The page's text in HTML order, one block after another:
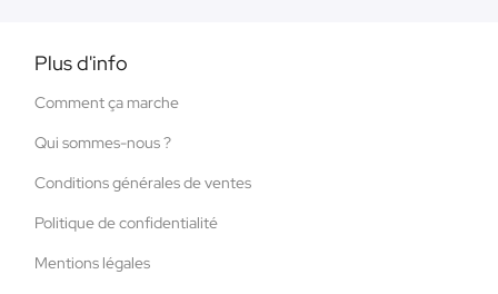
Plus d'info
Comment ça marche
Qui sommes-nous ?
Conditions générales de ventes
Politique de confidentialité
Mentions légales